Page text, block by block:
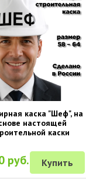
каска "Шеф", на
настоящей
каски
руб. Купить